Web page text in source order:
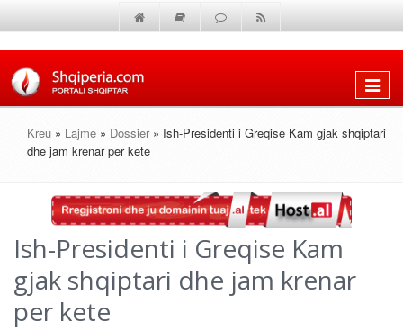
Shfaq
Kreu » Lajme » Dossier » Ish-Presidenti i Greqise Kam gjak shqiptari
dhe jam krenar per kete
Ish-Presidenti i Greqise Kam
gjak shqiptari dhe jam krenar
per kete